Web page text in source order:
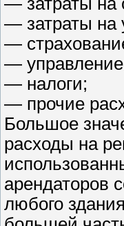
— затраты на
—
—
— налоги;
— прочие
Большое
расходы на
арендаторов
любого